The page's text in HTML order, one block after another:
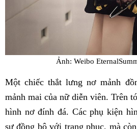
Ảnh: Weibo
Một chiếc thắt lưng nơ mảnh
mảnh mai của nữ diễn viên. Trên
hình nơ đính đá. Các phụ kiện
sự đồng bộ với trang phục, mà